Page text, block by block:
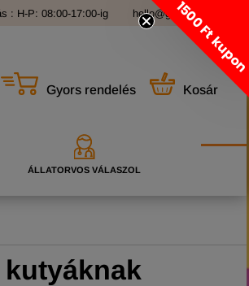
: H-P: 08:00-17:00-ig hello@grandopet.hu
Gyors rendelés Kosár
ÁLLATORVOS VÁLASZOL
1500 Ft